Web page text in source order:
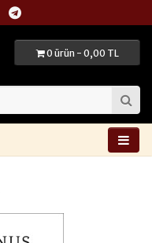
0 ürün - 0,00 TL